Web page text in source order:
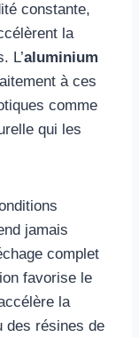
constante,
la
L’aluminium
à ces
comme
qui les
jamais
complet
favorise le
la
des résines de